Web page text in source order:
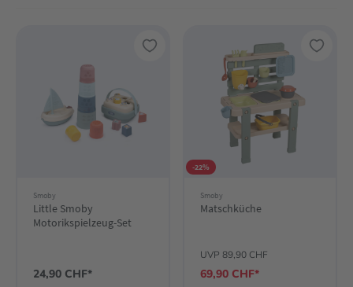
Smoby
Little Smoby
Motorikspielzeug-Set
24,90 CHF*
-22%
Smoby
Matschküche
UVP 89,90 CHF
69,90 CHF*